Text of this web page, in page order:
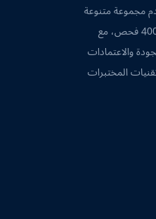
متنوعة
من الفحوصات والتي تزيد عددها عن 4000 فحص، مع
والاعتمادات
المختبرات